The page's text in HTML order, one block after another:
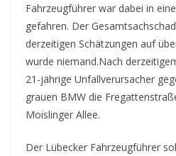
Fahrzeugführer war dabei in
gefahren. Der
derzeitigen Schätzungen auf
wurde niemand.Nach
21-jährige Unfallverursacher
grauen BMW die
Moislinger Allee.
Der Lübecker Fahrzeugführer